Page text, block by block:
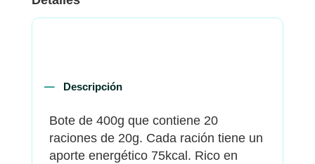
Descripción
Bote de 400g que contiene 20
raciones de 20g. Cada ración tiene un
aporte energético 75kcal. Rico en